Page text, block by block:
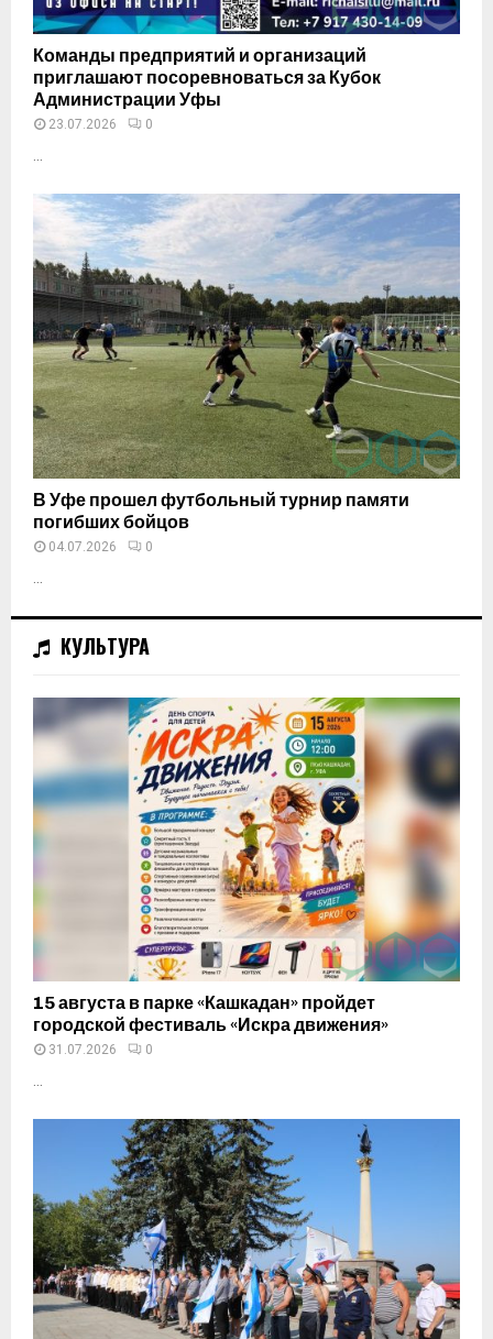
Команды предприятий и организаций
приглашают посоревноваться за Кубок
Администрации Уфы
23.07.2026 0
В Уфе прошел футбольный турнир памяти
погибших бойцов
04.07.2026 0
КУЛЬТУРА
15 августа в парке «Кашкадан» пройдет
городской фестиваль «Искра движения»
31.07.2026 0